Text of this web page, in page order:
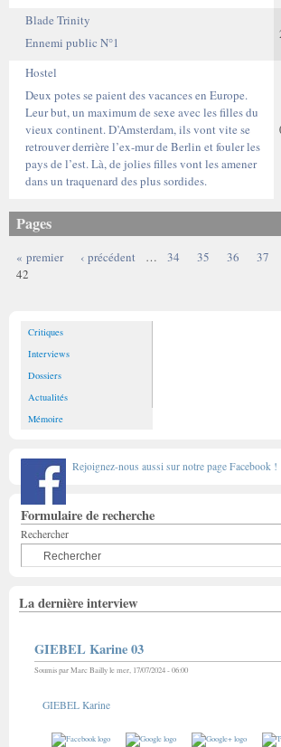
Blade Trinity
Ennemi public N°1
Hostel
Deux potes se paient des vacances en Europe.
Leur but, un maximum de sexe avec les filles du
vieux continent. D’Amsterdam, ils vont vite se
retrouver derrière l’ex-mur de Berlin et fouler les
pays de l’est. Là, de jolies filles vont les amener
dans un traquenard des plus sordides.
Pages
« premier ‹ précédent … 34 35 36 37
42
Critiques
Interviews
Dossiers
Actualités
Mémoire
Rejoignez-nous aussi sur notre page Facebook !
Formulaire de recherche
Rechercher
La dernière interview
GIEBEL Karine 03
Soumis parMarc Baillyle mer, 17/07/2024 - 06:00
GIEBEL Karine